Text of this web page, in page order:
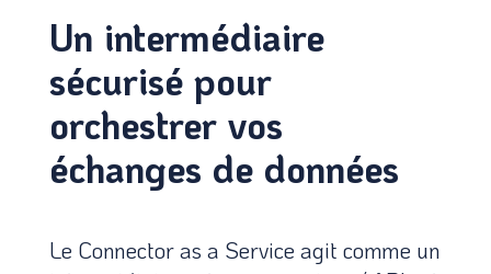
Un intermédiaire
sécurisé pour
orchestrer vos
échanges de données
Le Connector as a Service agit comme un